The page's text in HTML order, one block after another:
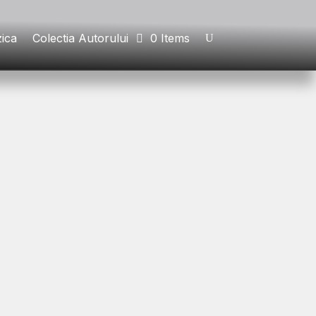
Colectia Autorului 0 Items